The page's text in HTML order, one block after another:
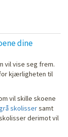
dine
vil vise seg frem.
kjærligheten til
vil skille skoene
skolissersamt
derimot vil